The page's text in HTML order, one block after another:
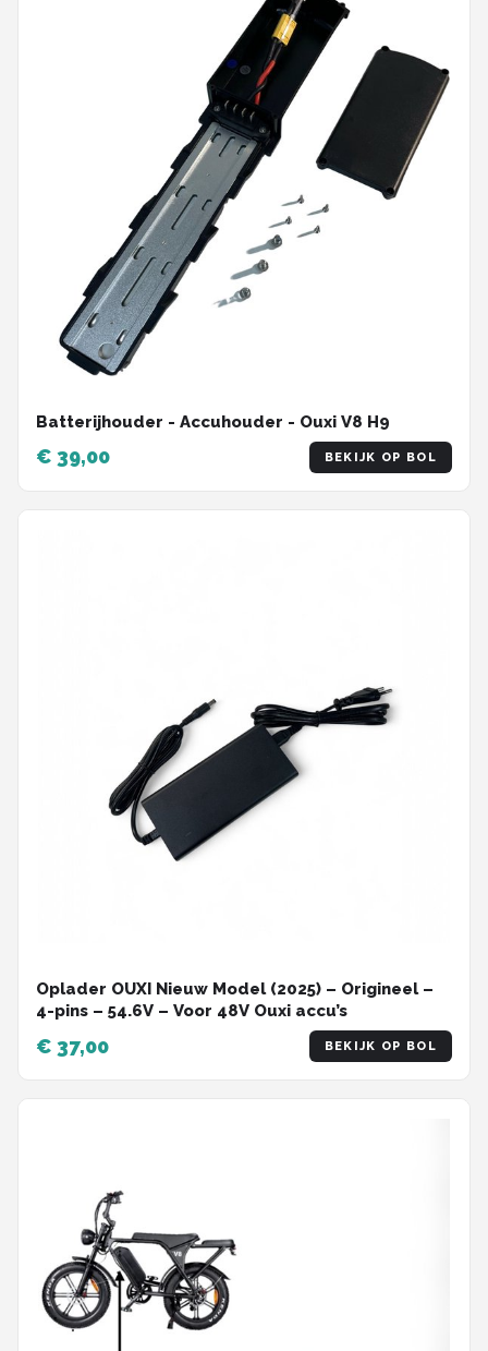
Batterijhouder - Accuhouder - Ouxi V8 H9
€ 39,00 BEKIJK OP BOL
Oplader OUXI Nieuw Model (2025) – Origineel –
4-pins – 54.6V – Voor 48V Ouxi accu’s
€ 37,00 BEKIJK OP BOL